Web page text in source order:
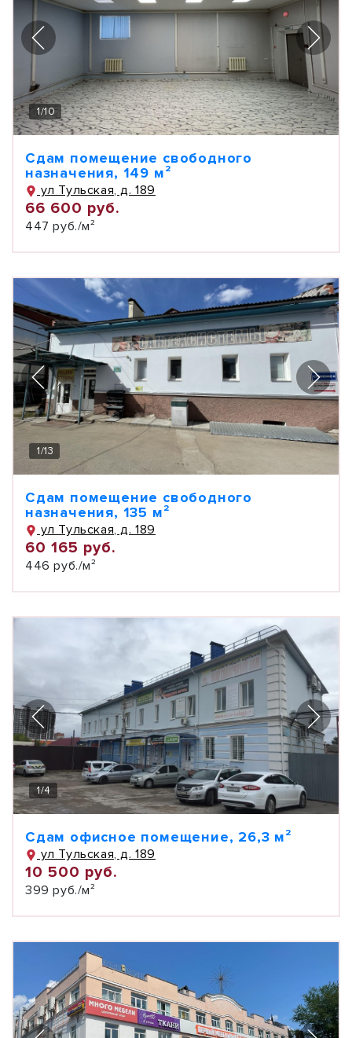
1/10
Сдам помещение свободного
назначения, 149 м²
ул Тульская, д. 189
66 600 руб.
447 руб./м²
1/13
Сдам помещение свободного
назначения, 135 м²
ул Тульская, д. 189
60 165 руб.
446 руб./м²
1/4
Сдам офисное помещение, 26,3 м²
ул Тульская, д. 189
10 500 руб.
399 руб./м²